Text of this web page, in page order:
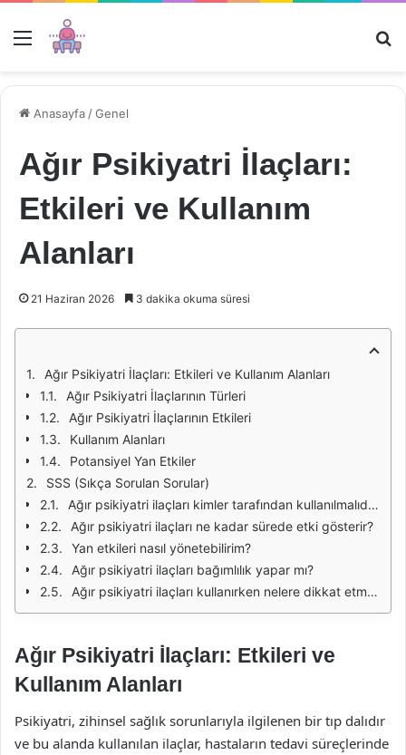
Menü
Anasayfa /Genel
Ağır Psikiyatri İlaçları:
Etkileri ve Kullanım
Alanları
21 Haziran 2026 3 dakika okuma süresi
Ağır Psikiyatri İlaçları: Etkileri ve Kullanım Alanları
Ağır Psikiyatri İlaçlarının Türleri
Ağır Psikiyatri İlaçlarının Etkileri
Kullanım Alanları
Potansiyel Yan Etkiler
SSS (Sıkça Sorulan Sorular)
Ağır psikiyatri ilaçları kimler tarafından kullanılmalıdır?
Ağır psikiyatri ilaçları ne kadar sürede etki gösterir?
Yan etkileri nasıl yönetebilirim?
Ağır psikiyatri ilaçları bağımlılık yapar mı?
Ağır psikiyatri ilaçları kullanırken nelere dikkat etmeliyim?
Ağır Psikiyatri İlaçları: Etkileri ve
Kullanım Alanları
Psikiyatri, zihinsel sağlık sorunlarıyla ilgilenen bir tıp dalıdır
ve bu alanda kullanılan ilaçlar, hastaların tedavi süreçlerinde